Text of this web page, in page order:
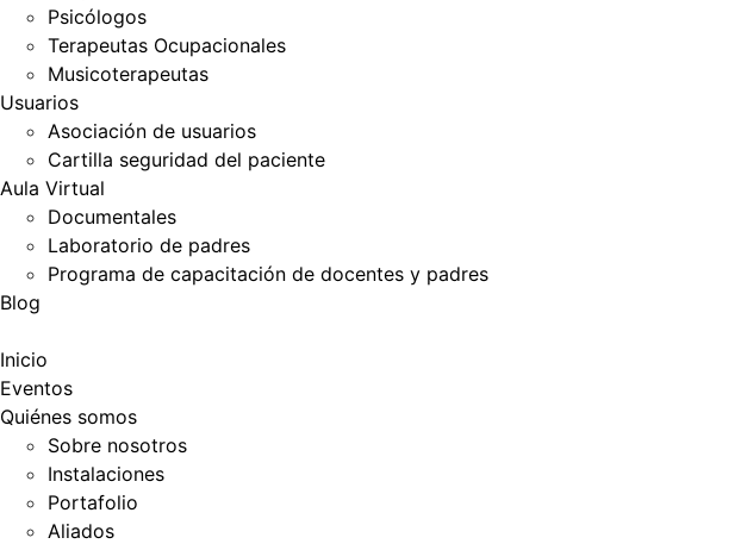
Psicólogos
Terapeutas Ocupacionales
Musicoterapeutas
Usuarios
Asociación de usuarios
Cartilla seguridad del paciente
Aula Virtual
Documentales
Laboratorio de padres
Programa de capacitación de docentes y padres
Blog
Inicio
Eventos
Quiénes somos
Sobre nosotros
Instalaciones
Portafolio
Aliados